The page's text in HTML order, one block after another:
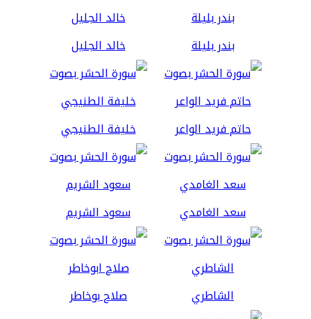
بندر بليلة خالد الجليل
حاتم فريد الواعر خليفة الطنيجي
سعد الغامدي سعود الشريم
الشاطري صلاح بوخاطر